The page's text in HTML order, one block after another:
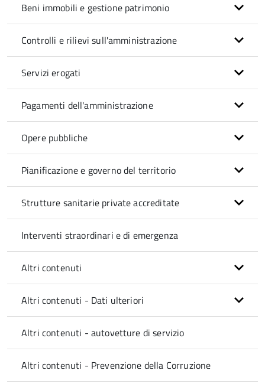
Beni immobili e gestione patrimonio
Controlli e rilievi sull'amministrazione
Servizi erogati
Pagamenti dell'amministrazione
Opere pubbliche
Pianificazione e governo del territorio
Strutture sanitarie private accreditate
Interventi straordinari e di emergenza
Altri contenuti
Altri contenuti - Dati ulteriori
Altri contenuti - autovetture di servizio
Altri contenuti - Prevenzione della Corruzione